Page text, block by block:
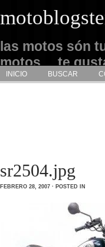
las motos són
motos… te
admirarlas…
INICIO BUSCAR
sr2504.jpg
FEBRERO 28, 2007 · POSTED IN